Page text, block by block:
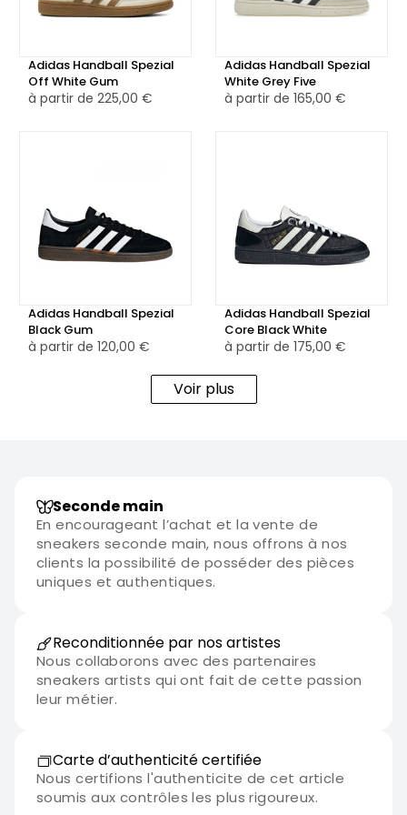
signature discrète mais emblématique de la gamme
Disponible également en version reconditionnée certifiée,
minutieusement testée, nettoyée et authentifiée par nos
Adidas Handball Spezial
Off White Gum
à partir de 225,00 €
Adidas Handball Spezial
White Grey Five
à partir de 165,00 €
Adidas Handball Spezial
Black Gum
à partir de 120,00 €
Adidas Handball Spezial
Core Black White
à partir de 175,00 €
Voir plus
Seconde main
En encourageant l’achat et la vente de
sneakers seconde main, nous offrons à nos
clients la possibilité de posséder des pièces
uniques et authentiques.
Reconditionnée par nos artistes
Nous collaborons avec des partenaires
sneakers artists qui ont fait de cette passion
leur métier.
Carte d’authenticité certifiée
Nous certifions l'authenticite de cet article
soumis aux contrôles les plus rigoureux.